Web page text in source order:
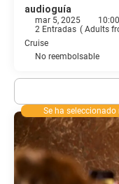
audioguía
mar 5, 2025
10:00
2 Entradas ( Adults
Cruise
No reembolsable
Se ha